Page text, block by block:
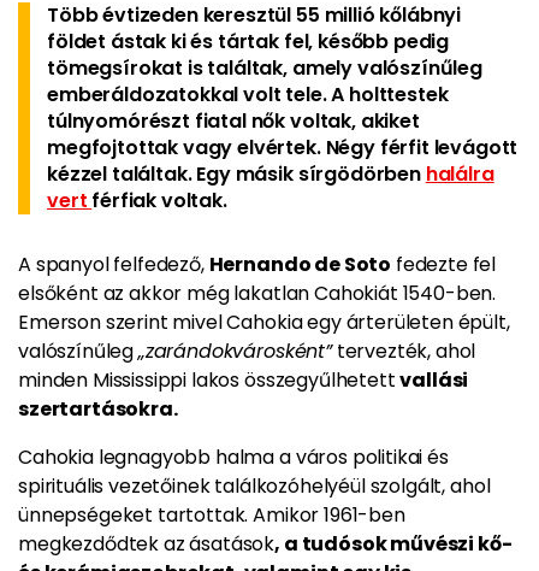
Több évtizeden keresztül 55 millió kőlábnyi
földet ástak ki és tártak fel, később pedig
tömegsírokat is találtak, amely valószínűleg
emberáldozatokkal volt tele. A holttestek
túlnyomórészt fiatal nők voltak, akiket
megfojtottak vagy elvértek. Négy férfit levágott
kézzel találtak. Egy másik sírgödörben halálra
vert férfiak voltak.
A spanyol felfedező, Hernando de Soto fedezte fel
elsőként az akkor még lakatlan Cahokiát 1540-ben.
Emerson szerint mivel Cahokia egy árterületen épült,
valószínűleg„zarándokvárosként”tervezték, ahol
minden Mississippi lakos összegyűlhetettvallási
szertartásokra.
Cahokia legnagyobb halma a város politikai és
spirituális vezetőinek találkozóhelyéül szolgált, ahol
ünnepségeket tartottak. Amikor 1961-ben
megkezdődtek az ásatások, a tudósok művészi kő-